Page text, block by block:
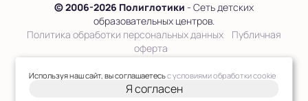
© 2006-2026 Полиглотики - Сеть детских
образовательных центров.
Политика обработки персональных данных
Публичная
оферта
Используя наш сайт, вы соглашаетесьс условиями обработки cookie
Я согласен